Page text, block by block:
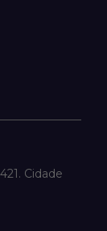
Cidade